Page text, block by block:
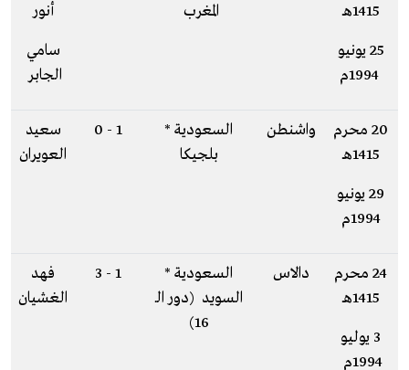
1415هـ
25 يونيو
1994م
المغرب
أنور
سامي
الجابر
20 محرم
1415هـ
29 يونيو
1994م
واشنطن
السعودية *
بلجيكا
1 - 0
سعيد
العويران
24 محرم
1415هـ
3 يوليو
1994م
دالاس
السعودية *
السويد (دور الـ
16)
1 - 3
فهد
الغشيان